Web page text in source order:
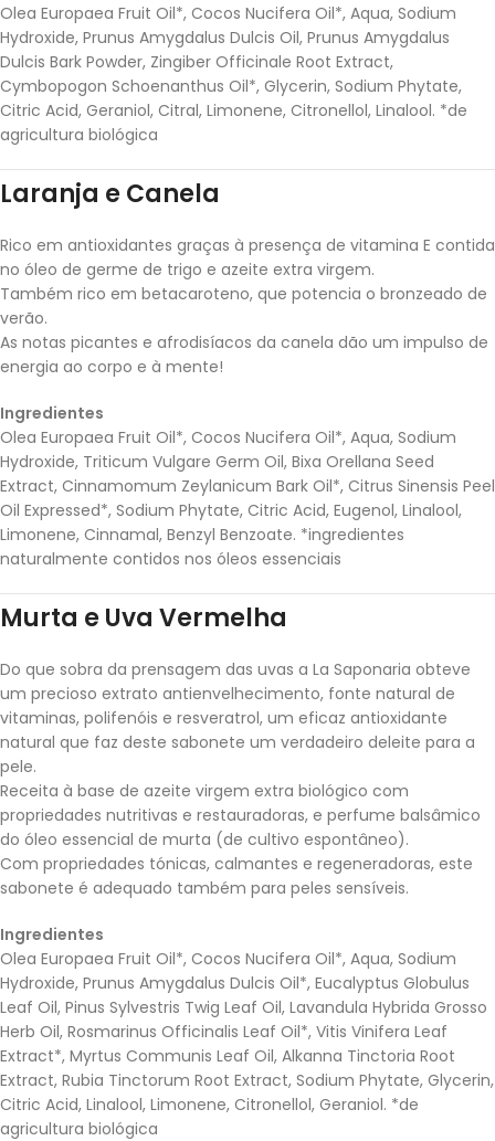
Olea Europaea Fruit Oil*, Cocos Nucifera Oil*, Aqua, Sodium
Hydroxide, Prunus Amygdalus Dulcis Oil, Prunus Amygdalus
Dulcis Bark Powder, Zingiber Officinale Root Extract,
Cymbopogon Schoenanthus Oil*, Glycerin, Sodium Phytate,
Citric Acid, Geraniol, Citral, Limonene, Citronellol, Linalool. *de
agricultura biológica
Laranja e Canela
Rico em antioxidantes graças à presença de vitamina E contida
no óleo de germe de trigo e azeite extra virgem.
Também rico em betacaroteno, que potencia o bronzeado de
verão.
As notas picantes e afrodisíacos da canela dão um impulso de
energia ao corpo e à mente!
Ingredientes
Olea Europaea Fruit Oil*, Cocos Nucifera Oil*, Aqua, Sodium
Hydroxide, Triticum Vulgare Germ Oil, Bixa Orellana Seed
Extract, Cinnamomum Zeylanicum Bark Oil*, Citrus Sinensis Peel
Oil Expressed*, Sodium Phytate, Citric Acid, Eugenol, Linalool,
Limonene, Cinnamal, Benzyl Benzoate. *ingredientes
naturalmente contidos nos óleos essenciais
Murta e Uva Vermelha
Do que sobra da prensagem das uvas a La Saponaria obteve
um precioso extrato antienvelhecimento, fonte natural de
vitaminas, polifenóis e resveratrol, um eficaz antioxidante
natural que faz deste sabonete um verdadeiro deleite para a
pele.
Receita à base de azeite virgem extra biológico com
propriedades nutritivas e restauradoras, e perfume balsâmico
do óleo essencial de murta (de cultivo espontâneo).
Com propriedades tónicas, calmantes e regeneradoras, este
sabonete é adequado também para peles sensíveis.
Ingredientes
Olea Europaea Fruit Oil*, Cocos Nucifera Oil*, Aqua, Sodium
Hydroxide, Prunus Amygdalus Dulcis Oil*, Eucalyptus Globulus
Leaf Oil, Pinus Sylvestris Twig Leaf Oil, Lavandula Hybrida Grosso
Herb Oil, Rosmarinus Officinalis Leaf Oil*, Vitis Vinifera Leaf
Extract*, Myrtus Communis Leaf Oil, Alkanna Tinctoria Root
Extract, Rubia Tinctorum Root Extract, Sodium Phytate, Glycerin,
Citric Acid, Linalool, Limonene, Citronellol, Geraniol. *de
agricultura biológica